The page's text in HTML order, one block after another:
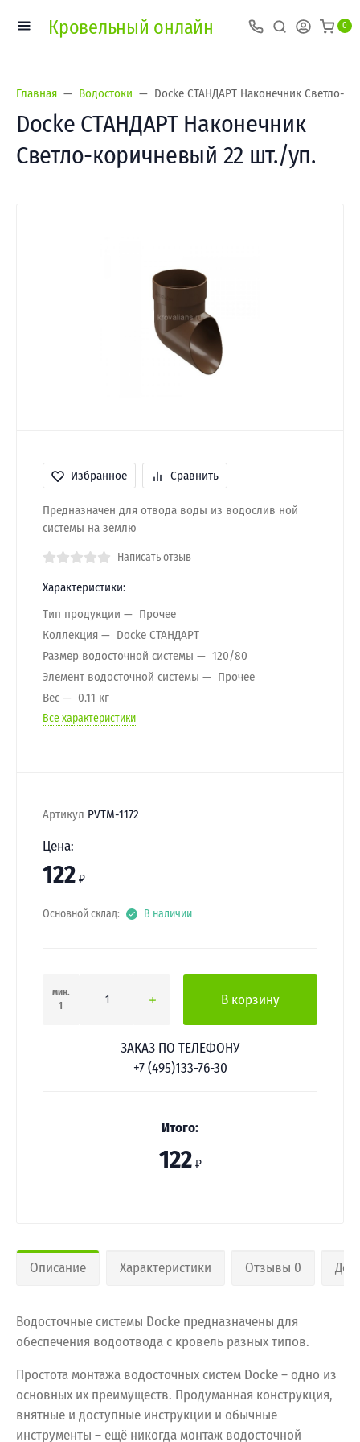
Кровельный онлайн 0
Главная Водостоки Docke СТАНДАРТ Наконечник Светло-
Docke СТАНДАРТ Наконечник
Светло-коричневый 22 шт./уп.
Избранное Сравнить
Предназначен для отвода воды из водослив ной
системы на землю
Написать отзыв
Характеристики:
Тип продукции
Прочее
Коллекция
Docke СТАНДАРТ
Размер водосточной системы
120/80
Элемент водосточной системы
Прочее
Вес
0.11 кг
Все характеристики
Артикул PVTM-1172
Цена:
122 ₽
Основной склад: В наличии
мин.
1
В корзину
ЗАКАЗ ПО ТЕЛЕФОНУ
+7 (495)133-76-30
Итого:
122 ₽
Описание Характеристики Отзывы 0
Водосточные системы Docke предназначены для
обеспечения водоотвода с кровель разных типов.
Простота монтажа водосточных систем Docke – одно из
основных их преимуществ. Продуманная конструкция,
внятные и доступные инструкции и обычные
инструменты – ещё никогда монтаж водосточной